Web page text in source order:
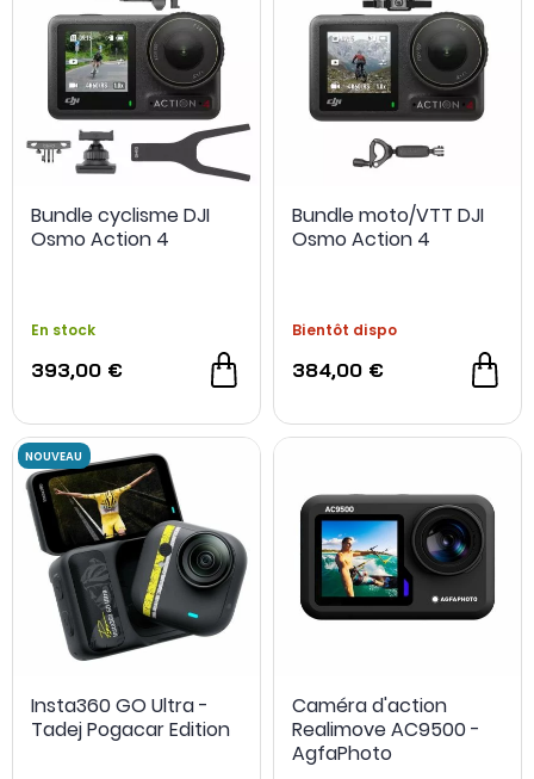
Bundle cyclisme DJI
Osmo Action 4
En stock
393,00 €
Bundle moto/VTT DJI
Osmo Action 4
Bientôt dispo
384,00 €
Insta360 GO Ultra -
Tadej Pogacar Edition
Caméra d'action
Realimove AC9500 -
AgfaPhoto